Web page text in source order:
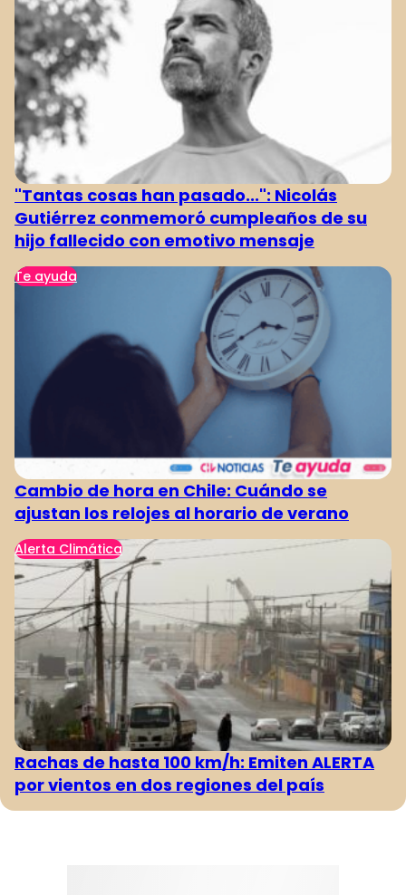
"Tantas cosas han pasado...": Nicolás
Gutiérrez conmemoró cumpleaños de su
hijo fallecido con emotivo mensaje
Te ayuda
Cambio de hora en Chile: Cuándo se
ajustan los relojes al horario de verano
Alerta Climática
Rachas de hasta 100 km/h: Emiten ALERTA
por vientos en dos regiones del país